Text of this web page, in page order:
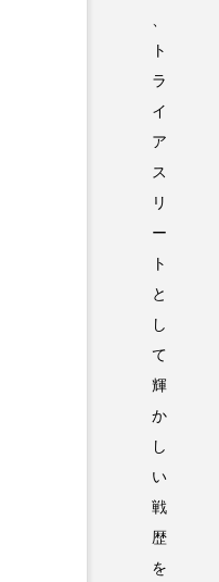
ト
ラ
イ
ア
ス
リ
ー
ト
と
し
て
輝
か
し
い
戦
歴
を